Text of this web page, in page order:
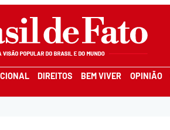
DIREITOS BEM VIVER OPINIÃO